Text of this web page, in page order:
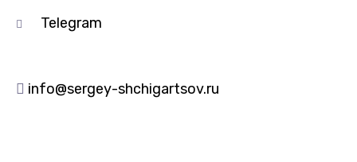
Telegram
info@sergey-shchigartsov.ru